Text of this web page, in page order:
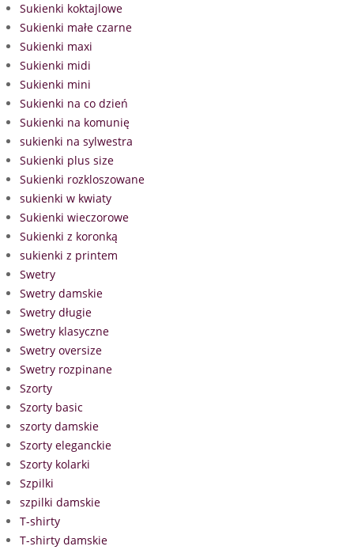
Sukienki koktajlowe
Sukienki małe czarne
Sukienki maxi
Sukienki midi
Sukienki mini
Sukienki na co dzień
Sukienki na komunię
sukienki na sylwestra
Sukienki plus size
Sukienki rozkloszowane
sukienki w kwiaty
Sukienki wieczorowe
Sukienki z koronką
sukienki z printem
Swetry
Swetry damskie
Swetry długie
Swetry klasyczne
Swetry oversize
Swetry rozpinane
Szorty
Szorty basic
szorty damskie
Szorty eleganckie
Szorty kolarki
Szpilki
szpilki damskie
T-shirty
T-shirty damskie